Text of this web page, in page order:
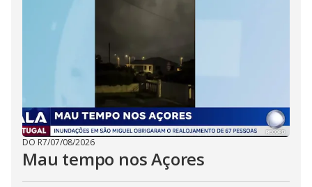
DO R7/07/08/2026
Mau tempo nos Açores